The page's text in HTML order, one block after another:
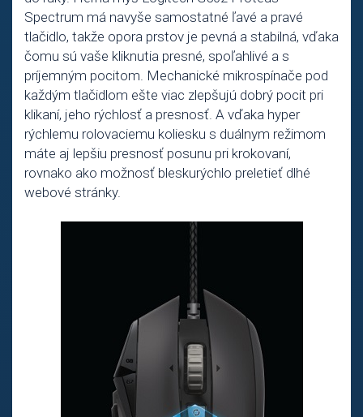
Spectrum má navyše samostatné ľavé a pravé
tlačidlo, takže opora prstov je pevná a stabilná, vďaka
čomu sú vaše kliknutia presné, spoľahlivé a s
príjemným pocitom. Mechanické mikrospínače pod
každým tlačidlom ešte viac zlepšujú dobrý pocit pri
klikaní, jeho rýchlosť a presnosť. A vďaka hyper
rýchlemu rolovaciemu koliesku s duálnym režimom
máte aj lepšiu presnosť posunu pri krokovaní,
rovnako ako možnosť bleskurýchlo preletieť dlhé
webové stránky.